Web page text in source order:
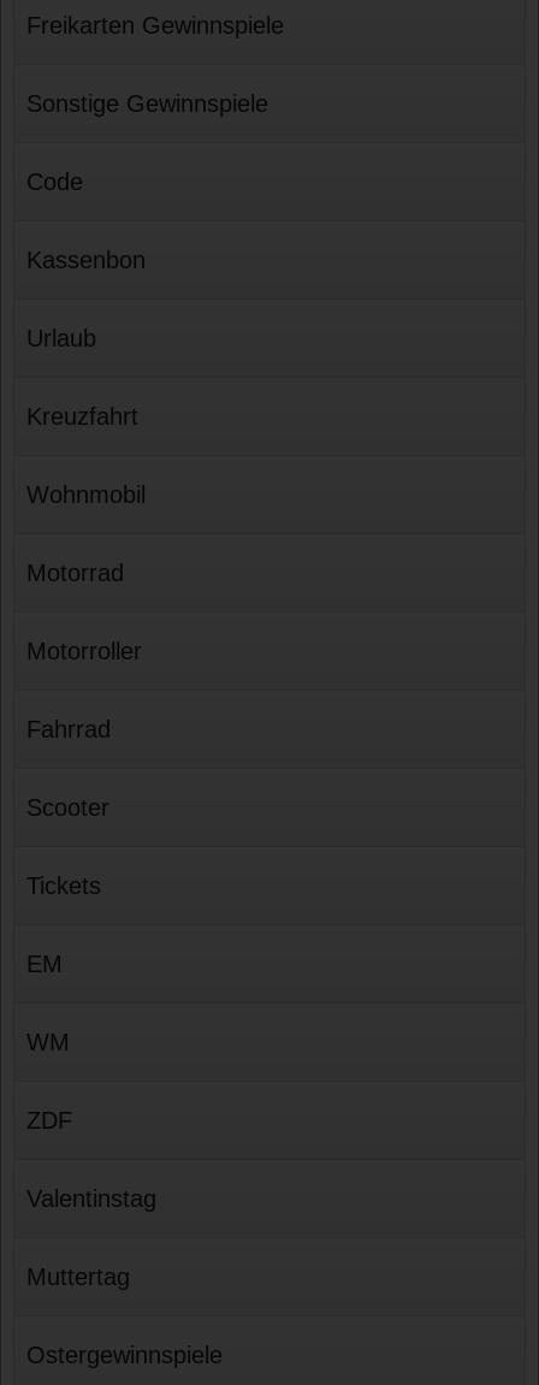
Freikarten Gewinnspiele
Sonstige Gewinnspiele
Code
Kassenbon
Urlaub
Kreuzfahrt
Wohnmobil
Motorrad
Motorroller
Fahrrad
Scooter
Tickets
EM
WM
ZDF
Valentinstag
Muttertag
Ostergewinnspiele